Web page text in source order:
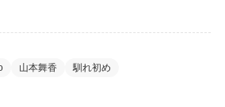
山本舞香 馴れ初め